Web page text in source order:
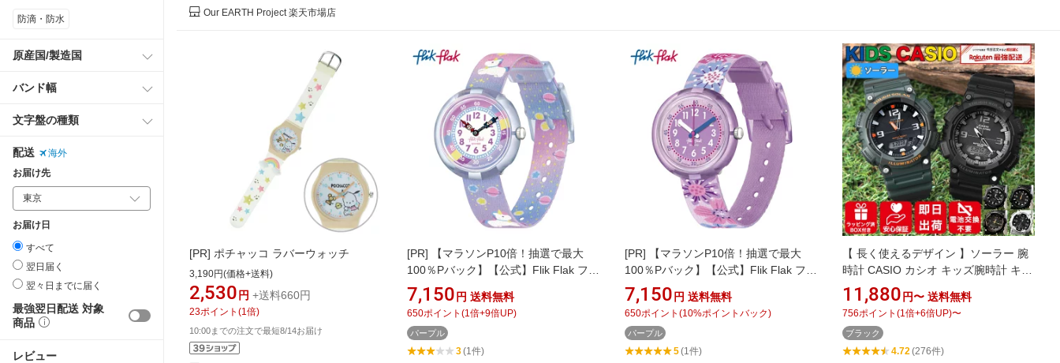
防滴・防水
原産国/製造国
バンド幅
文字盤の種類
配送
海外
お届け先
お届け日
すべて
翌日届く
翌々日までに届く
最強翌日配送 対象
商品
レビュー
Our EARTH Project 楽天市場店
[PR] ポチャッコ ラバーウォッチ
3,190円(価格+送料)
2,530 円 +送料660円
23ポイント (1倍)
10:00までの注文で最短8/14お届け
[PR]
【マラソンP10倍！抽選で最大
100％Pバック】【公式】Flik Flak フリ
ックフラック CUDDLY UNICORN カ
ーデリー・ユニコーン FBNP213
Swatch(スウォッチ) キッズ 腕時計 女
の子 かわいい ピンク アナログ クオー
ツ 3気圧防水
7,150 円 送料無料
650ポイント (1倍+9倍UP)
パープル
3(1件)
[PR]
【マラソンP10倍！抽選で最大
100％Pバック】【公式】Flik Flak フリ
ックフラック FLOWER CHAOS フラ
ワー・カオス FPNP149 Swatch(スウ
ォッチ) キッズ 腕時計 女の子 かわい
い パープル アナログ クオーツ 3気圧
防水
7,150 円 送料無料
650ポイント (10%ポイントバック)
パープル
5(1件)
【 長く使えるデザイン 】ソーラー 腕
時計 CASIO カシオ キッズ腕時計 キッ
ズカシオ 時計 キッズウォッチ キッズ
キッズ用 子供 子供用 子供用腕時計 頑
丈 男の子 男子 小学生 中学生 ソーラー
腕時計 防水 軽い 軽量 ウレタン ウレタ
ンバンド 息子 孫 プレゼント ギフト
11,880 円〜 送料無料
756ポイント (1倍+6倍UP)〜
ブラック
4.72(276件)